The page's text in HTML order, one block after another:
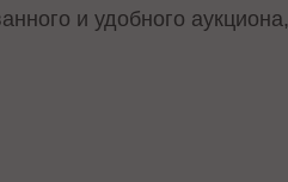
и удобного